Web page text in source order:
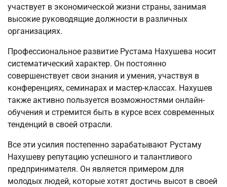
участвует в экономической жизни страны, занимая
высокие руководящие должности в различных
организациях.
Профессиональное развитие Рустама Нахушева носит
систематический характер. Он постоянно
совершенствует свои знания и умения, участвуя в
конференциях, семинарах и мастер-классах. Нахушев
также активно пользуется возможностями онлайн-
обучения и стремится быть в курсе всех современных
тенденций в своей отрасли.
Все эти усилия постепенно зарабатывают Рустаму
Нахушеву репутацию успешного и талантливого
предпринимателя. Он является примером для
молодых людей, которые хотят достичь высот в своей